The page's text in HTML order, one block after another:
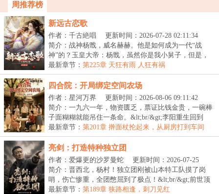
周推荐榜
新远古恋歌
作者：千古絶唱
更新时间：2026-07-28 02:11:34
简介：战神杨戬，威名赫赫。他是如何成为一代“战
神”的？玉皇大帝：杨戬，虽然你是我小舅子，但是，
你也...
最新章节： 第225章 天狂有雨 人狂有祸
四合院：开局绑定空间农场
作者：星河万界
更新时间：2026-08-06 09:11:42
简介：一九六一年，物资匮乏，票证比钱金贵，一碗棒
子面糊糊就能吊住一条命。&lt;br/&gt;李阳重生回到
京...
最新章节： 第201章 擀面杖抡起来，从厨房打到车间
亮剑：打造特种独立团
作者：爱爆更的沙罗曼蛇
更新时间：2026-07-25
13:30:41
简介：晋西北，杨村！独立团刚被山本特工队摸了岗
哨，伤亡惨重，全团憋屈到了极点！&lt;br/&gt;前世顶
级...
最新章节： 第189章 狭路相逢，刺刀见红